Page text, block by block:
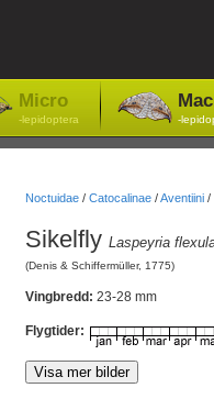
Micro
-lepidoptera -
Noctuidae/ Catocalinae/Aventiini/
Sikelfly Laspeyria
(Denis & Schiffermüller, 1775)
Vingbredd: 23-28 mm
Flygtider: